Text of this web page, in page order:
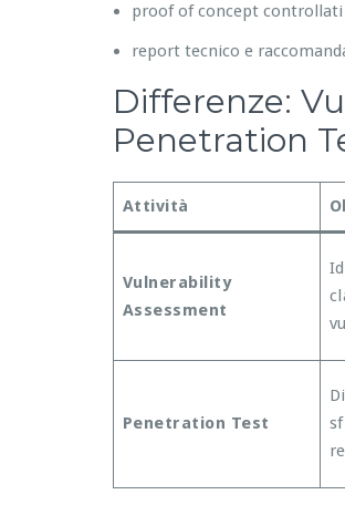
proof of concept
report tecnico e
Differenze:
Penetration
Attività
Vulnerability
Assessment
Penetration Test